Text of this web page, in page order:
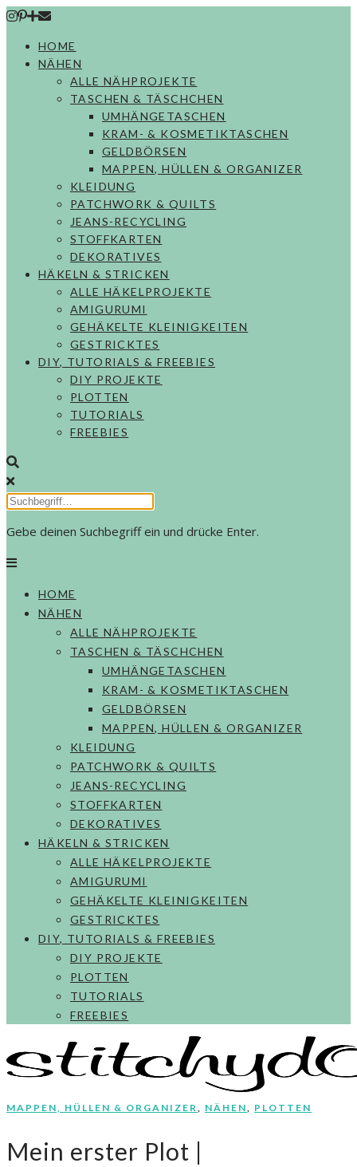
Skip
contentHOME
NÄHEN
ALLE NÄHPROJEKTE
TASCHEN & TÄSCHCHEN
UMHÄNGETASCHEN
KRAM- & KOSMETIKTASCHEN
GELDBÖRSEN
MAPPEN, HÜLLEN & ORGANIZER
KLEIDUNG
PATCHWORK & QUILTS
JEANS-RECYCLING
STOFFKARTEN
DEKORATIVES
HÄKELN & STRICKEN
ALLE HÄKELPROJEKTE
AMIGURUMI
GEHÄKELTE KLEINIGKEITEN
GESTRICKTES
DIY, TUTORIALS & FREEBIES
DIY PROJEKTE
PLOTTEN
TUTORIALS
FREEBIES
Gebe deinen Suchbegriff ein und drücke Enter.
HOME
NÄHEN
ALLE NÄHPROJEKTE
TASCHEN & TÄSCHCHEN
UMHÄNGETASCHEN
KRAM- & KOSMETIKTASCHEN
GELDBÖRSEN
MAPPEN, HÜLLEN & ORGANIZER
KLEIDUNG
PATCHWORK & QUILTS
JEANS-RECYCLING
STOFFKARTEN
DEKORATIVES
HÄKELN & STRICKEN
ALLE HÄKELPROJEKTE
AMIGURUMI
GEHÄKELTE KLEINIGKEITEN
GESTRICKTES
DIY, TUTORIALS & FREEBIES
DIY PROJEKTE
PLOTTEN
TUTORIALS
FREEBIES
MAPPEN, HÜLLEN & ORGANIZER, NÄHEN, PLOTTEN
Mein erster Plot |